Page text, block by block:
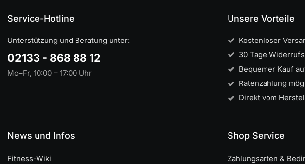
Service-Hotline
Unterstützung und Beratung unter:
02133 - 868 88 12
Mo–Fr, 10:00 – 17:00 Uhr
Unsere Vorteile
Kostenloser
30 Tage
Bequemer Kauf
Ratenzahlung
Direkt vom
News und Infos
Fitness-Wiki
Shop Service
Zahlungsarten &